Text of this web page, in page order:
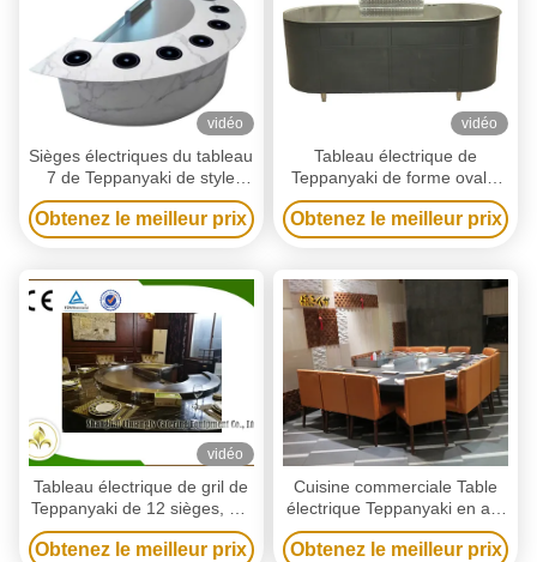
vidéo
Sièges électriques du tableau
7 de Teppanyaki de style
japonais pour le BARBECUE
Obtenez le meilleur prix
vidéo
Tableau électrique de
Teppanyaki de forme ovale,
Commerical Hibachi
électrique Cooktop
Obtenez le meilleur prix
vidéo
Tableau électrique de gril de
Teppanyaki de 12 sièges, gril
de Tableau de barbecue de
Teppanyaki
Obtenez le meilleur prix
Cuisine commerciale Table
électrique Teppanyaki en arc
Hibachi Grill
Obtenez le meilleur prix